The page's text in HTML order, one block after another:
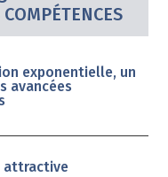
exponentielle, un
avancées
attractive